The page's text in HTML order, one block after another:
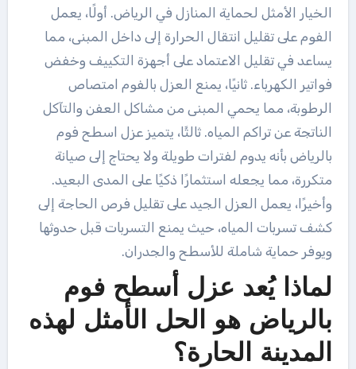
الخيار الأمثل لحماية المنازل في الرياض. أولًا، يعمل
الفوم على تقليل انتقال الحرارة إلى داخل المبنى، مما
يساعد في تقليل الاعتماد على أجهزة التكييف وخفض
فواتير الكهرباء. ثانيًا، يمنع العزل بالفوم امتصاص
الرطوبة، مما يحمي المبنى من مشاكل العفن والتآكل
الناتجة عن تراكم المياه. ثالثًا، يتميز عزل اسطح فوم
بالرياض بأنه يدوم لفترات طويلة ولا يحتاج إلى صيانة
متكررة، مما يجعله استثمارًا ذكيًا على المدى البعيد.
وأخيرًا، يعمل العزل الجيد على تقليل فرص الحاجة إلى
كشف تسربات المياه، حيث يمنع التسربات قبل حدوثها
ويوفر حماية شاملة للأسطح والجدران.
لماذا يُعد عزل أسطح فوم
بالرياض هو الحل الأمثل لهذه
المدينة الحارة؟